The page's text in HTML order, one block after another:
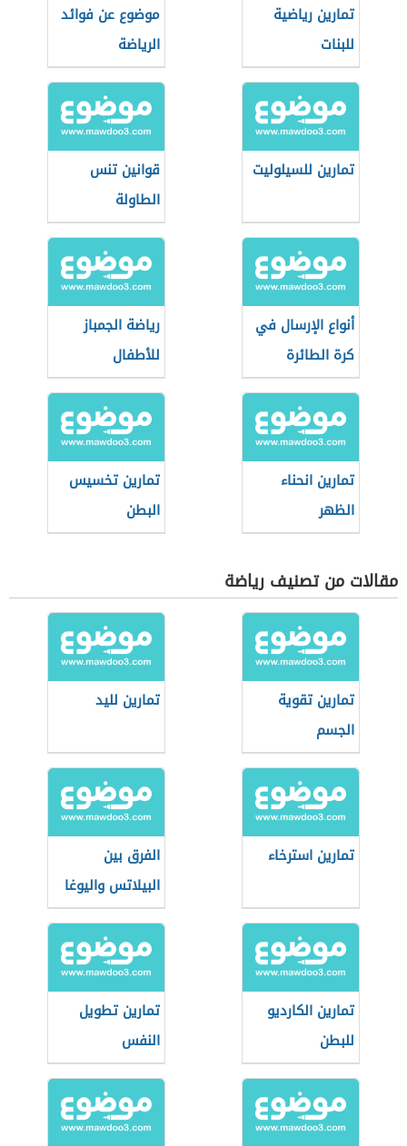
تمارين رياضية
للبنات
موضوع عن فوائد
الرياضة
تمارين للسيلوليت
قوانين تنس
الطاولة
أنواع الإرسال في
كرة الطائرة
رياضة الجمباز
للأطفال
تمارين انحناء
الظهر
تمارين تخسيس
البطن
مقالات من تصنيف رياضة
تمارين تقوية
الجسم
تمارين لليد
تمارين استرخاء
الفرق بين
البيلاتس واليوغا
تمارين الكارديو
للبطن
تمارين تطويل
النفس